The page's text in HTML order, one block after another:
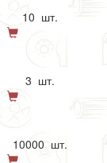
10 шт.
3 шт.
10000 шт.